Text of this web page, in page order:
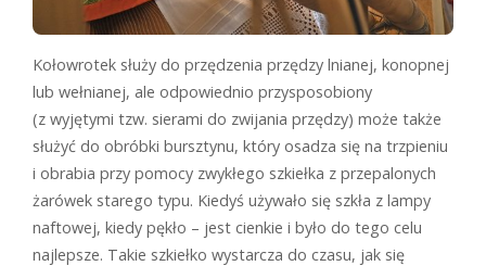
Kołowrotek służy do przędzenia przędzy lnianej, konopnej
lub wełnianej, ale odpowiednio przysposobiony
(z wyjętymi tzw. sierami do zwijania przędzy) może także
służyć do obróbki bursztynu, który osadza się na trzpieniu
i obrabia przy pomocy zwykłego szkiełka z przepalonych
żarówek starego typu. Kiedyś używało się szkła z lampy
naftowej, kiedy pękło – jest cienkie i było do tego celu
najlepsze. Takie szkiełko wystarcza do czasu, jak się